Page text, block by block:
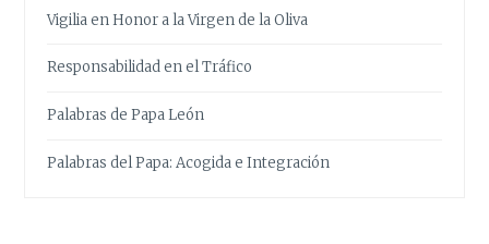
Vigilia en Honor a la Virgen de la Oliva
Responsabilidad en el Tráfico
Palabras de Papa León
Palabras del Papa: Acogida e Integración